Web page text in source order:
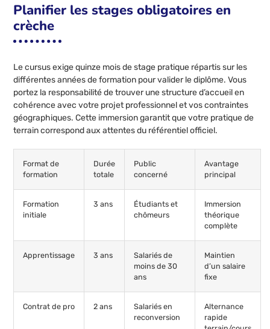
Planifier les stages obligatoires en
crèche
Le cursus exige quinze mois de stage pratique répartis sur les
différentes années de formation pour valider le diplôme. Vous
portez la responsabilité de trouver une structure d’accueil en
cohérence avec votre projet professionnel et vos contraintes
géographiques. Cette immersion garantit que votre pratique de
terrain correspond aux attentes du référentiel officiel.
Format de
formation
Durée
totale
Public
concerné
Avantage
principal
Formation
initiale
3 ans
Étudiants et
chômeurs
Immersion
théorique
complète
Apprentissage 3 ans
Salariés de
moins de 30
ans
Maintien
d’un salaire
fixe
Contrat de pro 2 ans
Salariés en
reconversion
Alternance
rapide